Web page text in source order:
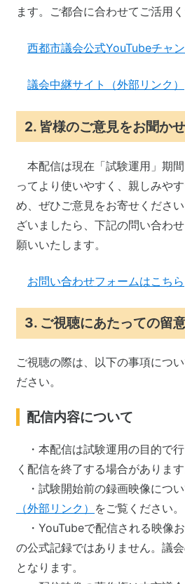
ます。ご都合に合わせてご活用く
西都市議会公式YouTubeチャ
議会中継サイト（外部リンク）
2. 皆様のご意見をお聞か
本配信は現在「試験運用」期
ってより使いやすく、親しみや
め、ぜひご意見をお寄せくださ
ざいましたら、下記の問い合わ
願いいたします。
お問い合わせフォームはこちら
3. ご視聴にあたっての留
ご視聴の際は、以下の事項につ
ださい。
配信内容について
・本配信は試験運用の目的で
く配信を終了する場合があります
・試験開始前の録画映像につい
（外部リンク） をご覧ください。
・YouTubeで配信される映像
の公式記録ではありません。 議
となります。